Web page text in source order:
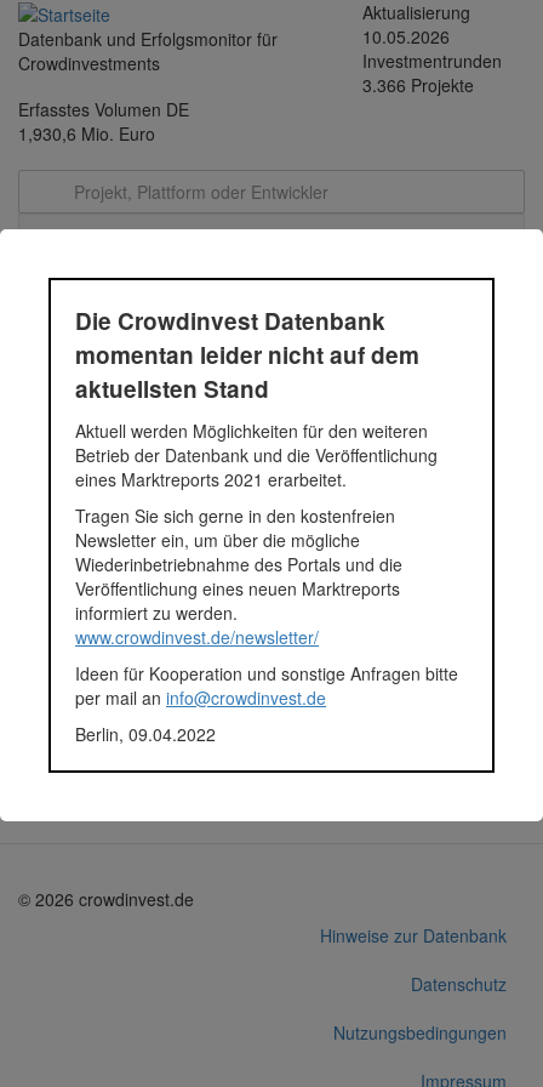
Direkt
zum
Inhalt
Datenbank und Erfolgsmonitor für
Crowdinvestments
Aktualisierung
10.05.2026
Investmentrunden
3.366 Projekte
Erfasstes Volumen DE
1,930,6 Mio. Euro
Pfaffenhofen
Sanierung und Modernisierung eines Mehrfamilienhauses zu 8
renovierten Eigentumswohnungen und 6 PKW-Stellplätze. Das
Gebäude befindet sich auf einem Grundstück mit einer
grundbuchamtlichen Größe von 468 m2.
Fundingsumme
1.025.000 Euro
Finanziert in
2017
Segment
Immobilien
Anlagestatus
Zurückgezahlt
Plattform
Exporo
Projektentwickler
Notizen
Laut Information von Exporo
wurde das Crowdinvestment
zurückgezahlt (Abruf der
Webseite am 30.07.2018).
Alle Angaben ohne Gewähr auf Vollständigkeit und Richtigkeit.
© 2026 crowdinvest.de
Hinweise zur Datenbank
Datenschutz
Nutzungsbedingungen
Impressum
Die Crowdinvest Datenbank
momentan leider nicht auf dem
aktuellsten Stand
Aktuell werden Möglichkeiten für den weiteren
Betrieb der Datenbank und die Veröffentlichung
eines Marktreports 2021 erarbeitet.
Tragen Sie sich gerne in den kostenfreien
Newsletter ein, um über die mögliche
Wiederinbetriebnahme des Portals und die
Veröffentlichung eines neuen Marktreports
informiert zu werden.
www.crowdinvest.de/newsletter/
Ideen für Kooperation und sonstige Anfragen bitte
per mail an info@crowdinvest.de
Berlin, 09.04.2022